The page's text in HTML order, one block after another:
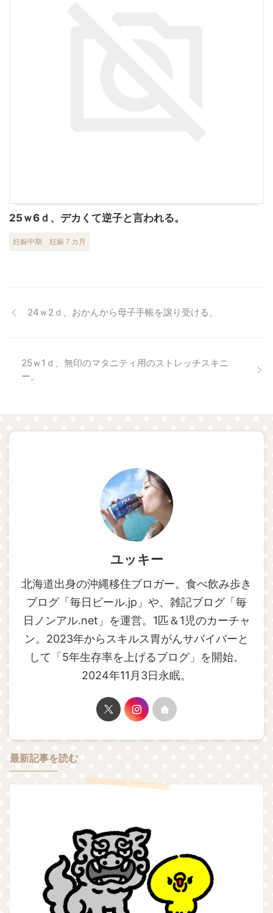
25ｗ6ｄ、デカくて逆子と言われる。
妊娠中期 妊娠７カ月
24ｗ2ｄ、おかんから母子手帳を譲り受ける。
25ｗ1ｄ、無印のマタニティ用のストレッチスキニ
ー。
ユッキー
北海道出身の沖縄移住ブロガー。食べ飲み歩き
ブログ「毎日ビール.jp」や、雑記ブログ「毎
日ノンアル.net」を運営。1匹＆1児のカーチャ
ン。2023年からスキルス胃がんサバイバーと
して「5年生存率を上げるブログ」を開始。
2024年11月3日永眠。
最新記事を読む